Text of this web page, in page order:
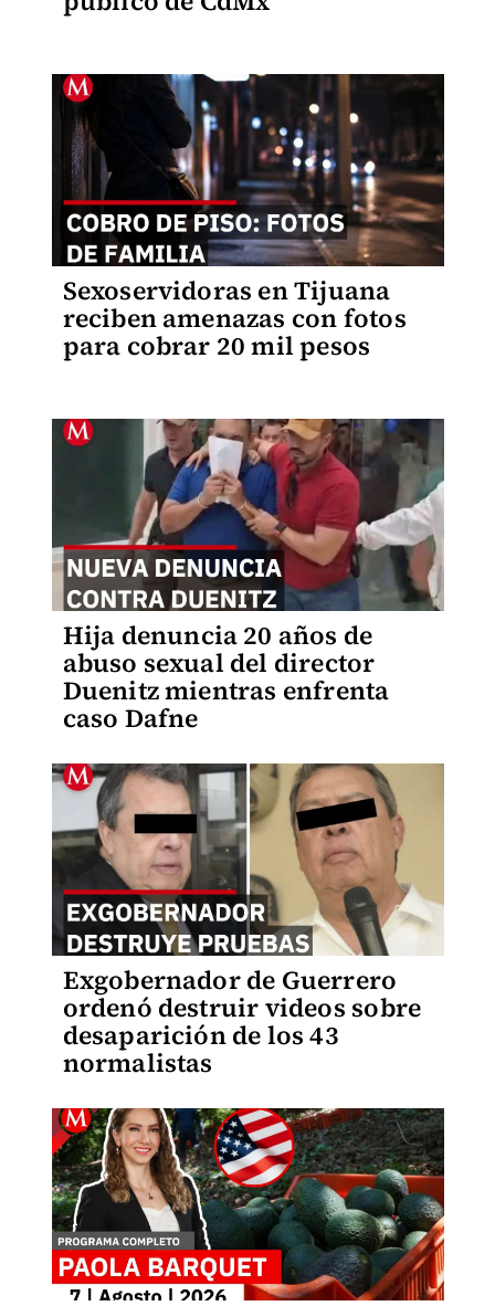
Sexoservidoras en Tijuana
reciben amenazas con fotos
para cobrar 20 mil pesos
Hija denuncia 20 años de
abuso sexual del director
Duenitz mientras enfrenta
caso Dafne
Exgobernador de Guerrero
ordenó destruir videos sobre
desaparición de los 43
normalistas